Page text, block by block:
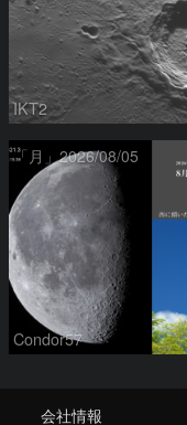
IKT2
「月」2026/08/05
Condor57
会社情報